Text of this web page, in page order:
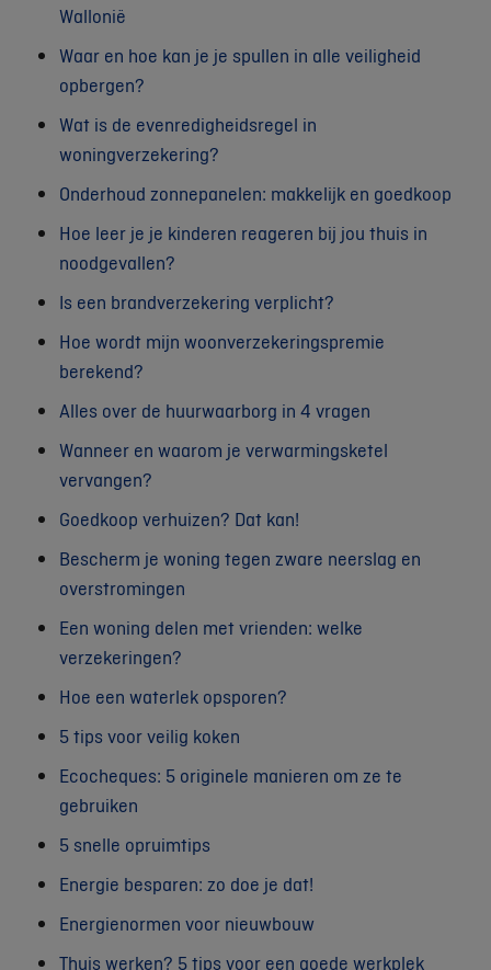
Wallonië
Waar en hoe kan je je spullen in alle veiligheid
opbergen?
Wat is de evenredigheidsregel in
woningverzekering?
Onderhoud zonnepanelen: makkelijk en goedkoop
Hoe leer je je kinderen reageren bij jou thuis in
noodgevallen?
Is een brandverzekering verplicht?
Hoe wordt mijn woonverzekeringspremie
berekend?
Alles over de huurwaarborg in 4 vragen
Wanneer en waarom je verwarmingsketel
vervangen?
Goedkoop verhuizen? Dat kan!
Bescherm je woning tegen zware neerslag en
overstromingen
Een woning delen met vrienden: welke
verzekeringen?
Hoe een waterlek opsporen?
5 tips voor veilig koken
Ecocheques: 5 originele manieren om ze te
gebruiken
5 snelle opruimtips
Energie besparen: zo doe je dat!
Energienormen voor nieuwbouw
Thuis werken? 5 tips voor een goede werkplek